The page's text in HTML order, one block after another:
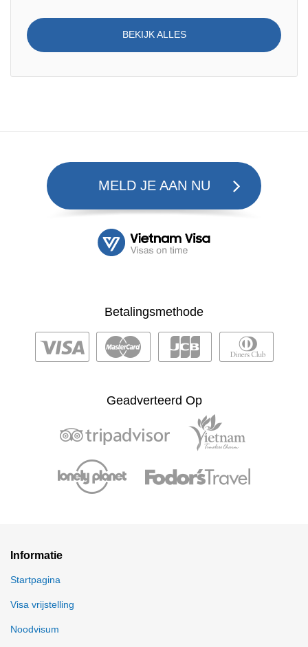
BEKIJK ALLES
MELD JE AAN NU
Betalingsmethode
Geadverteerd Op
Informatie
Startpagina
Visa vrijstelling
Noodvisum